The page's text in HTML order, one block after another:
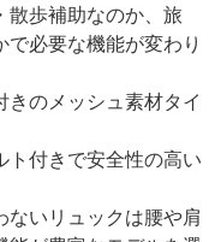
散歩補助なのか、旅
必要な機能が変わり
きのメッシュ素材タイ
付きで安全性の高い
ないリュックは腰や肩